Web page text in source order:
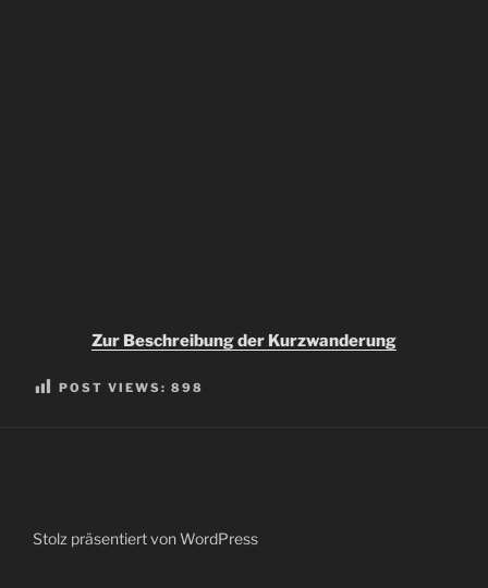
Zur Beschreibung der Kurzwanderung
POST VIEWS: 898
Stolz präsentiert von WordPress